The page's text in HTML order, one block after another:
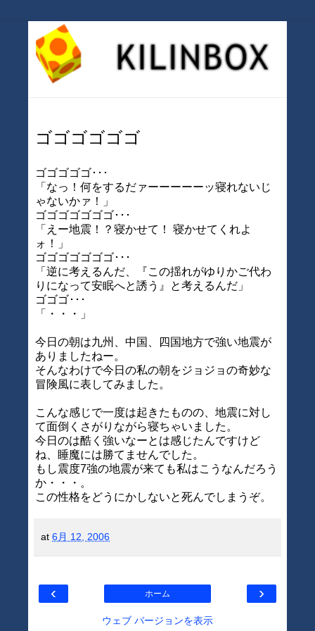
ゴゴゴゴゴゴ
ゴゴゴゴゴ･･･
「なっ！何をするだァーーーーーッ寝れないじ
ゃないかァ！」
ゴゴゴゴゴゴゴ･･･
「えー地震！？寝かせて！ 寝かせてくれよ
ォ！」
ゴゴゴゴゴゴゴ･･･
「逆に考えるんだ、『この揺れがゆりかご代わ
りになって安眠へと誘う』と考えるんだ」
ゴゴゴ･･･
「・・・」
今日の朝は九州、中国、四国地方で強い地震が
ありましたねー。
そんなわけで今日の私の朝をジョジョの奇妙な
冒険風に表してみました。
こんな感じで一度は起きたものの、地震に対し
て面倒くさがりながら寝ちゃいました。
今日のは酷く強いなーとは感じたんですけど
ね、睡魔には勝てませんでした。
もし震度7強の地震が来ても私はこうなんだろう
か・・・。
この性格をどうにかしないと死んでしまうぞ。
at 6月 12, 2006
‹ ›
ホーム
ウェブ バージョンを表示